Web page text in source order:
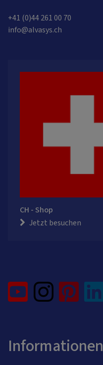
+41 (0)44 261 00 70
info@alvasys.ch
CH - Shop
Jetzt besuchen
Informationen